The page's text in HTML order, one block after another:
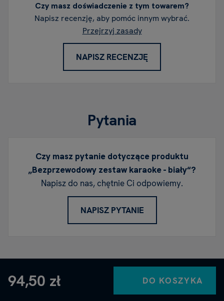
Czy masz doświadczenie z tym towarem?
Napisz recenzję, aby pomóc innym wybrać.
Przejrzyj zasady
NAPISZ RECENZJĘ
Pytania
Czy masz pytanie dotyczące produktu
„Bezprzewodowy zestaw karaoke - biały“?
Napisz do nas, chętnie Ci odpowiemy.
NAPISZ PYTANIE
94,50 zł DO KOSZYKA